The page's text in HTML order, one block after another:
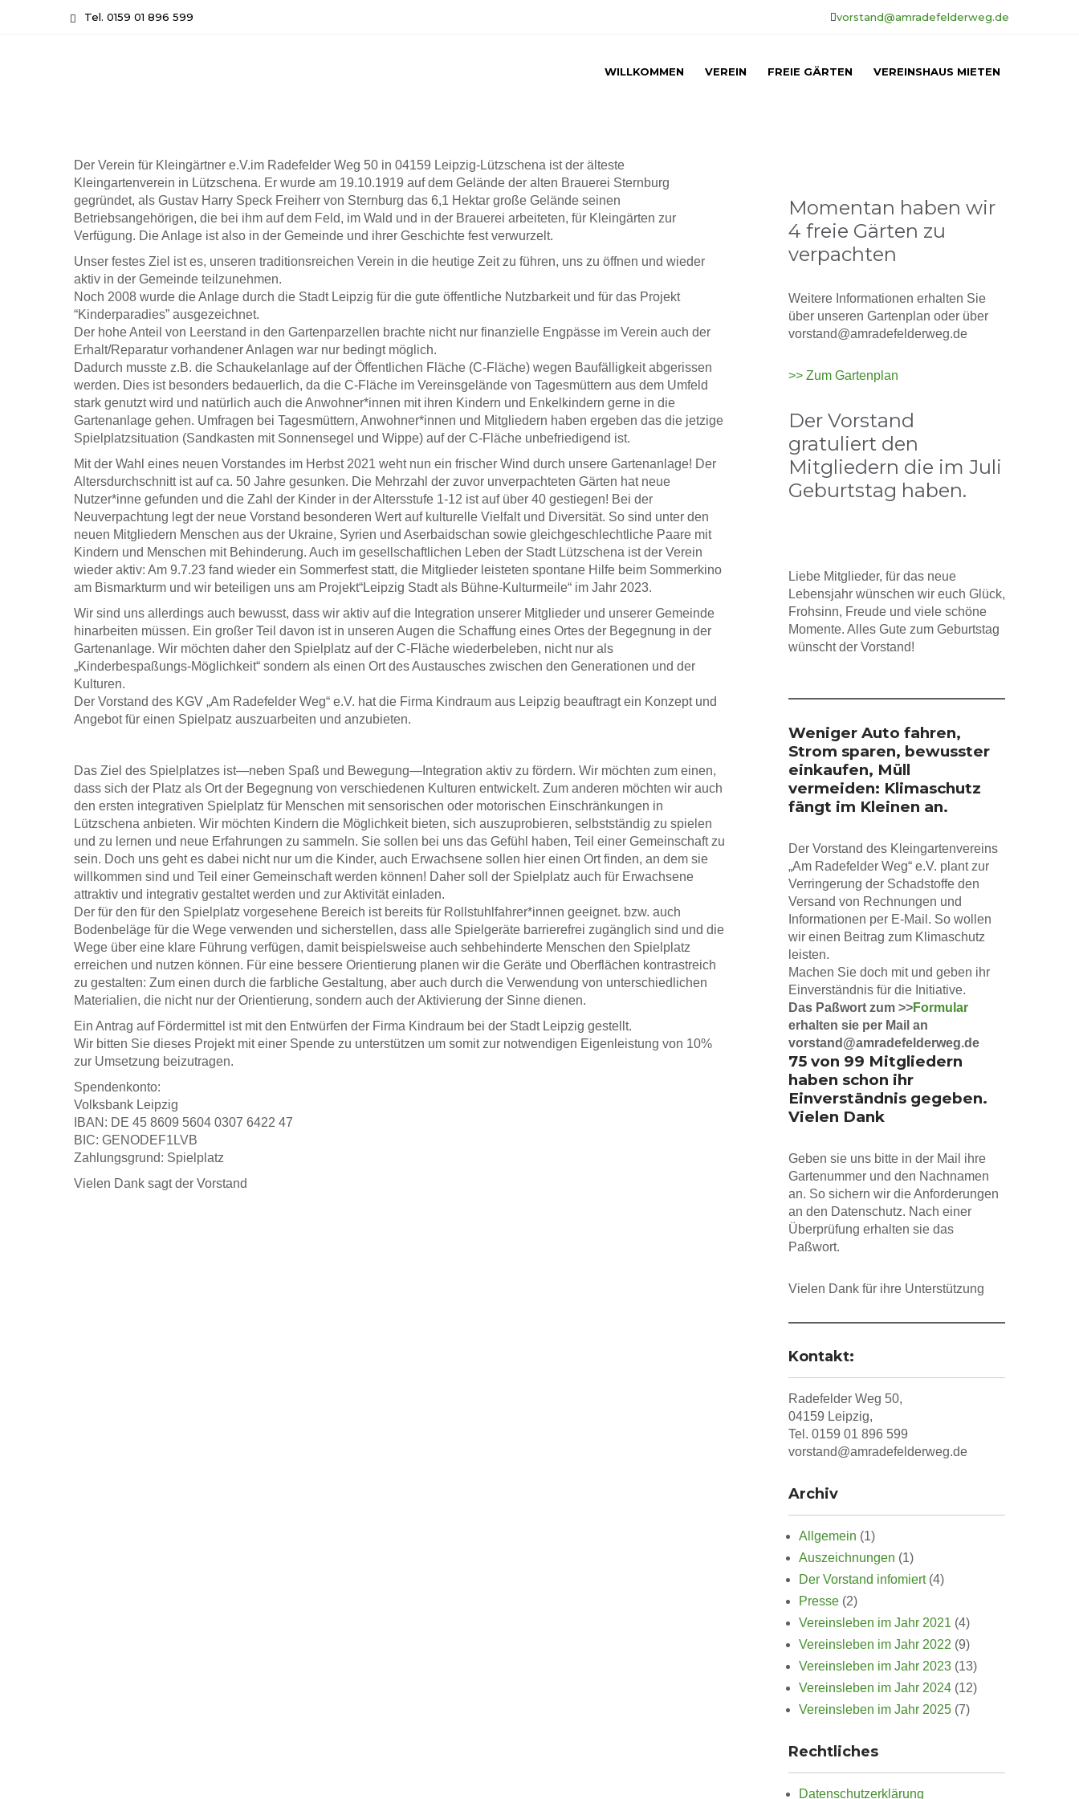
Tel. 0159 01 896 599 vorstand@amradefelderweg.de
WILLKOMMEN VEREIN FREIE GÄRTEN VEREINSHAUS MIETEN
Der Verein für Kleingärtner e.V.im Radefelder Weg 50 in 04159 Leipzig-Lützschena ist der älteste
Kleingartenverein in Lützschena. Er wurde am 19.10.1919 auf dem Gelände der alten Brauerei Sternburg
gegründet, als Gustav Harry Speck Freiherr von Sternburg das 6,1 Hektar große Gelände seinen
Betriebsangehörigen, die bei ihm auf dem Feld, im Wald und in der Brauerei arbeiteten, für Kleingärten zur
Verfügung. Die Anlage ist also in der Gemeinde und ihrer Geschichte fest verwurzelt.
Unser festes Ziel ist es, unseren traditionsreichen Verein in die heutige Zeit zu führen, uns zu öffnen und wieder
aktiv in der Gemeinde teilzunehmen.
Noch 2008 wurde die Anlage durch die Stadt Leipzig für die gute öffentliche Nutzbarkeit und für das Projekt
“Kinderparadies” ausgezeichnet.
Der hohe Anteil von Leerstand in den Gartenparzellen brachte nicht nur finanzielle Engpässe im Verein auch der
Erhalt/Reparatur vorhandener Anlagen war nur bedingt möglich.
Dadurch musste z.B. die Schaukelanlage auf der Öffentlichen Fläche (C-Fläche) wegen Baufälligkeit abgerissen
werden. Dies ist besonders bedauerlich, da die C-Fläche im Vereinsgelände von Tagesmüttern aus dem Umfeld
stark genutzt wird und natürlich auch die Anwohner*innen mit ihren Kindern und Enkelkindern gerne in die
Gartenanlage gehen. Umfragen bei Tagesmüttern, Anwohner*innen und Mitgliedern haben ergeben das die jetzige
Spielplatzsituation (Sandkasten mit Sonnensegel und Wippe) auf der C-Fläche unbefriedigend ist.
Mit der Wahl eines neuen Vorstandes im Herbst 2021 weht nun ein frischer Wind durch unsere Gartenanlage! Der
Altersdurchschnitt ist auf ca. 50 Jahre gesunken. Die Mehrzahl der zuvor unverpachteten Gärten hat neue
Nutzer*inne gefunden und die Zahl der Kinder in der Altersstufe 1-12 ist auf über 40 gestiegen! Bei der
Neuverpachtung legt der neue Vorstand besonderen Wert auf kulturelle Vielfalt und Diversität. So sind unter den
neuen Mitgliedern Menschen aus der Ukraine, Syrien und Aserbaidschan sowie gleichgeschlechtliche Paare mit
Kindern und Menschen mit Behinderung. Auch im gesellschaftlichen Leben der Stadt Lützschena ist der Verein
wieder aktiv: Am 9.7.23 fand wieder ein Sommerfest statt, die Mitglieder leisteten spontane Hilfe beim Sommerkino
am Bismarkturm und wir beteiligen uns am Projekt“Leipzig Stadt als Bühne-Kulturmeile“ im Jahr 2023.
Wir sind uns allerdings auch bewusst, dass wir aktiv auf die Integration unserer Mitglieder und unserer Gemeinde
hinarbeiten müssen. Ein großer Teil davon ist in unseren Augen die Schaffung eines Ortes der Begegnung in der
Gartenanlage. Wir möchten daher den Spielplatz auf der C-Fläche wiederbeleben, nicht nur als
„Kinderbespaßungs-Möglichkeit“ sondern als einen Ort des Austausches zwischen den Generationen und der
Kulturen.
Der Vorstand des KGV „Am Radefelder Weg“ e.V. hat die Firma Kindraum aus Leipzig beauftragt ein Konzept und
Angebot für einen Spielpatz auszuarbeiten und anzubieten.
Das Ziel des Spielplatzes ist—neben Spaß und Bewegung—Integration aktiv zu fördern. Wir möchten zum einen,
dass sich der Platz als Ort der Begegnung von verschiedenen Kulturen entwickelt. Zum anderen möchten wir auch
den ersten integrativen Spielplatz für Menschen mit sensorischen oder motorischen Einschränkungen in
Lützschena anbieten. Wir möchten Kindern die Möglichkeit bieten, sich auszuprobieren, selbstständig zu spielen
und zu lernen und neue Erfahrungen zu sammeln. Sie sollen bei uns das Gefühl haben, Teil einer Gemeinschaft zu
sein. Doch uns geht es dabei nicht nur um die Kinder, auch Erwachsene sollen hier einen Ort finden, an dem sie
willkommen sind und Teil einer Gemeinschaft werden können! Daher soll der Spielplatz auch für Erwachsene
attraktiv und integrativ gestaltet werden und zur Aktivität einladen.
Der für den für den Spielplatz vorgesehene Bereich ist bereits für Rollstuhlfahrer*innen geeignet. bzw. auch
Bodenbeläge für die Wege verwenden und sicherstellen, dass alle Spielgeräte barrierefrei zugänglich sind und die
Wege über eine klare Führung verfügen, damit beispielsweise auch sehbehinderte Menschen den Spielplatz
erreichen und nutzen können. Für eine bessere Orientierung planen wir die Geräte und Oberflächen kontrastreich
zu gestalten: Zum einen durch die farbliche Gestaltung, aber auch durch die Verwendung von unterschiedlichen
Materialien, die nicht nur der Orientierung, sondern auch der Aktivierung der Sinne dienen.
Ein Antrag auf Fördermittel ist mit den Entwürfen der Firma Kindraum bei der Stadt Leipzig gestellt.
Wir bitten Sie dieses Projekt mit einer Spende zu unterstützen um somit zur notwendigen Eigenleistung von 10%
zur Umsetzung beizutragen.
Spendenkonto:
Volksbank Leipzig
IBAN: DE 45 8609 5604 0307 6422 47
BIC: GENODEF1LVB
Zahlungsgrund: Spielplatz
Vielen Dank sagt der Vorstand
Momentan haben wir
4 freie Gärten zu
verpachten
Weitere Informationen erhalten Sie
über unseren Gartenplan oder über
vorstand@amradefelderweg.de
>> Zum Gartenplan
Der Vorstand
gratuliert den
Mitgliedern die im Juli
Geburtstag haben.
Liebe Mitglieder, für das neue
Lebensjahr wünschen wir euch Glück,
Frohsinn, Freude und viele schöne
Momente. Alles Gute zum Geburtstag
wünscht der Vorstand!
Weniger Auto fahren,
Strom sparen, bewusster
einkaufen, Müll
vermeiden: Klimaschutz
fängt im Kleinen an.
Der Vorstand des Kleingartenvereins
„Am Radefelder Weg“ e.V. plant zur
Verringerung der Schadstoffe den
Versand von Rechnungen und
Informationen per E-Mail. So wollen
wir einen Beitrag zum Klimaschutz
leisten.
Machen Sie doch mit und geben ihr
Einverständnis für die Initiative.
Das Paßwort zum >>Formular
erhalten sie per Mail an
vorstand@amradefelderweg.de
75 von 99 Mitgliedern
haben schon ihr
Einverständnis gegeben.
Vielen Dank
Geben sie uns bitte in der Mail ihre
Gartenummer und den Nachnamen
an. So sichern wir die Anforderungen
an den Datenschutz. Nach einer
Überprüfung erhalten sie das
Paßwort.
Vielen Dank für ihre Unterstützung
Kontakt:
Radefelder Weg 50,
04159 Leipzig,
Tel. 0159 01 896 599
vorstand@amradefelderweg.de
Archiv
Allgemein (1)
Auszeichnungen (1)
Der Vorstand infomiert(4)
Presse (2)
Vereinsleben im Jahr 2021 (4)
Vereinsleben im Jahr 2022 (9)
Vereinsleben im Jahr 2023 (13)
Vereinsleben im Jahr 2024 (12)
Vereinsleben im Jahr 2025 (7)
Rechtliches
Datenschutzerklärung